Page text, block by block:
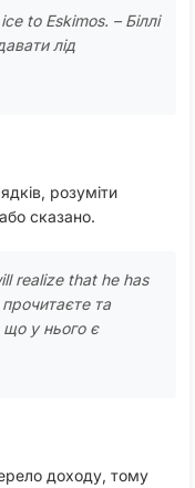
to Eskimos. – Біллі
лід
розуміти
сказано.
realize that he has
та
що у нього є
доходу, тому